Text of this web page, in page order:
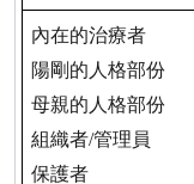
內在的治療者
陽剛的人格部份
母親的人格部份
組織者/管理員
保護者